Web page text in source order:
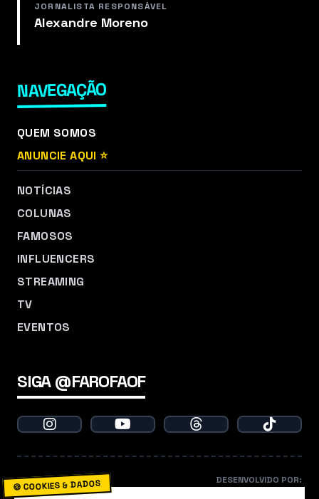
JORNALISTA RESPONSÁVEL
Alexandre Moreno
NAVEGAÇÃO
QUEM SOMOS
ANUNCIE AQUI ⭐
NOTÍCIAS
COLUNAS
FAMOSOS
INFLUENCERS
STREAMING
TV
EVENTOS
SIGA @FAROFAOF
DESENVOLVIDO POR:
🍪 COOKIES & DADOS